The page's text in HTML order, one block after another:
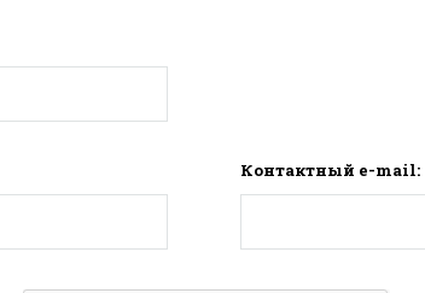
Контактный e-mail: